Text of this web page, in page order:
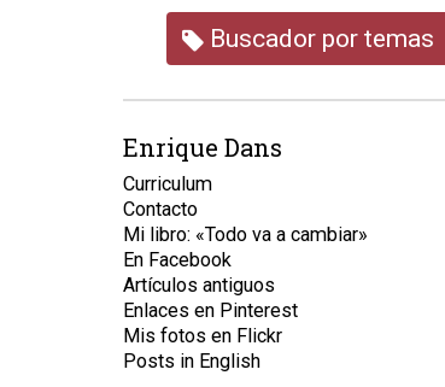
Buscador por temas
Enrique Dans
Curriculum
Contacto
Mi libro: «Todo va a cambiar»
En Facebook
Artículos antiguos
Enlaces en Pinterest
Mis fotos en Flickr
Posts in English